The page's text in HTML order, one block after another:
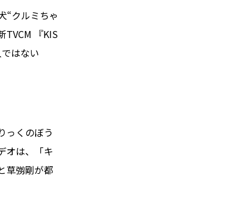
“クルミちゃ
TVCM 『KIS
はない
っくのぼう
オは、「キ
草彅剛が都